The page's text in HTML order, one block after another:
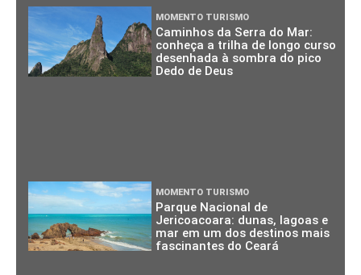
MOMENTO TURISMO
Caminhos da Serra do Mar:
conheça a trilha de longo curso
desenhada à sombra do pico
Dedo de Deus
MOMENTO TURISMO
Parque Nacional de
Jericoacoara: dunas, lagoas e
mar em um dos destinos mais
fascinantes do Ceará